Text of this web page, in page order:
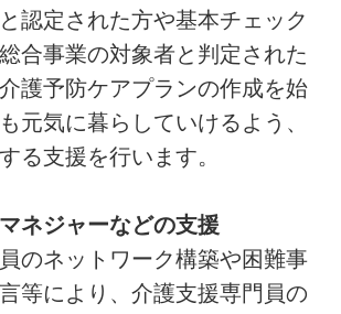
認定された方や基本チェック
合事業の対象者と判定された
護予防ケアプランの作成を始
元気に暮らしていけるよう、
る支援を行います。
ネジャーなどの支援
のネットワーク構築や困難事
等により、介護支援専門員の